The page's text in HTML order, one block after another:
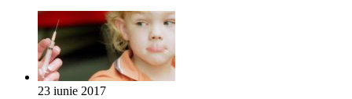
23 iunie 2017